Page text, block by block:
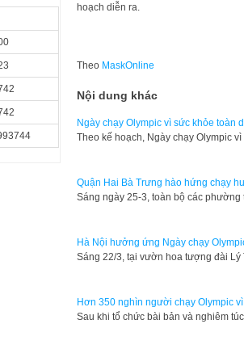
hoạch diễn ra.
Theo MaskOnline
Nội dung khác
Ngày chạy Olympic vì sức khỏe toàn
Theo kế hoạch, Ngày chạy Olympic
Quận Hai Bà Trưng hào hứng chạy
Sáng ngày 25-3, toàn bộ các
Hà Nội hưởng ứng Ngày chạy
​Sáng 22/3, tại vườn hoa tượng đài
Hơn 350 nghìn người chạy Olympic
Sau khi tổ chức bài bản và nghiêm